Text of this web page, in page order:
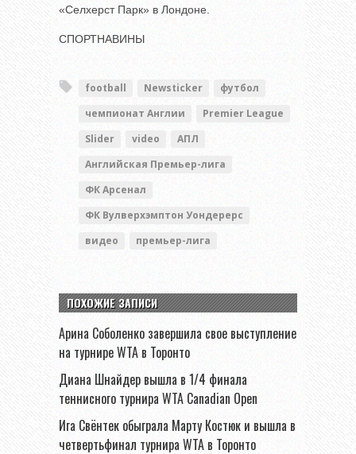
«Селхерст Парк» в Лондоне.
СПОРТНАВИНЫ
football Newsticker
футбол
чемпионат Англии
Premier League
Slider
video
АПЛ
Английская Премьер-лига
ФК Арсенал
ФК Вулверхэмптон Уондерерс
видео
премьер-лига
ПОХОЖИЕ ЗАПИСИ
Арина Соболенко завершила свое выступление
на турнире WTA в Торонто
Диана Шнайдер вышла в 1/4 финала
теннисного турнира WTA Canadian Open
Ига Свёнтек обыграла Марту Костюк и вышла в
четвертьфинал турнира WTA в Торонто